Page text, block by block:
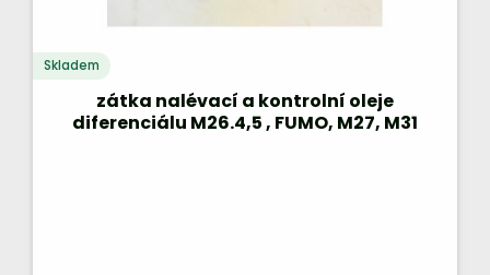
Skladem
zátka nalévací a kontrolní oleje
diferenciálu M26.4,5 , FUMO, M27, M31